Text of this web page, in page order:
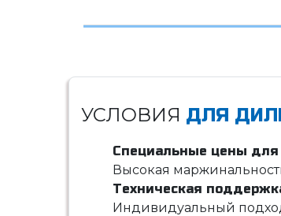
УСЛОВИЯ ДЛЯ
Специальные цены для
Высокая
Техническая
Индивидуальный